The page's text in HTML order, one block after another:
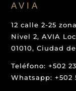
AVIA
12 calle 2-25
Nivel 2, AVIA
01010, Ciudad
Teléfono: +502
Whatsapp: +502